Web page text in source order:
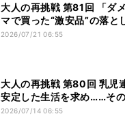
大人の再挑戦 第81回 「ダ
マで買った“激安品”の落と
2026/07/21 06:55
大人の再挑戦 第80回 乳児
安定した生活を求め……そ
2026/07/14 06:55